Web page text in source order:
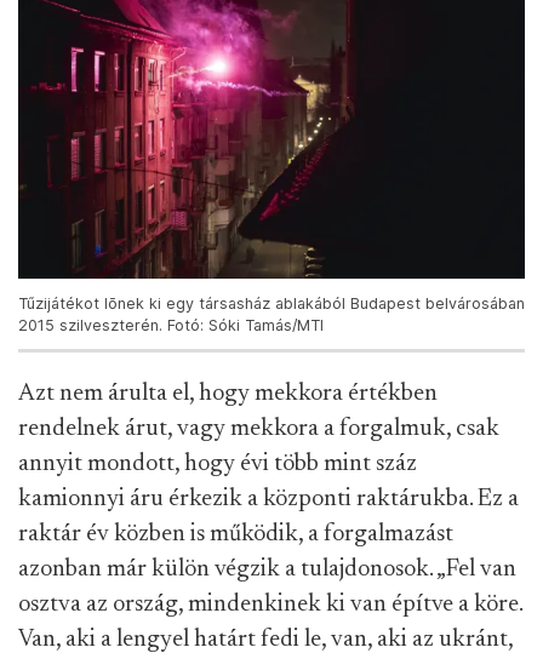
Tűzijátékot lõnek ki egy társasház ablakából Budapest belvárosában
2015 szilveszterén. Fotó: Sóki Tamás/MTI
Azt nem árulta el, hogy mekkora értékben
rendelnek árut, vagy mekkora a forgalmuk, csak
annyit mondott, hogy évi több mint száz
kamionnyi áru érkezik a központi raktárukba. Ez a
raktár év közben is működik, a forgalmazást
azonban már külön végzik a tulajdonosok. „Fel van
osztva az ország, mindenkinek ki van építve a köre.
Van, aki a lengyel határt fedi le, van, aki az ukránt,